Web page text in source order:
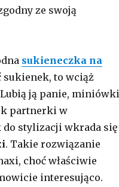
ze swoją
sukieneczka na
sukienek, to wciąż
ją panie, miniówki
partnerki w
do stylizacji wkrada się
. Takie rozwiązanie
choć właściwie
interesująco.